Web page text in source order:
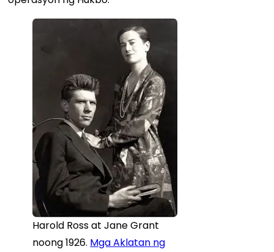
Harold Ross at Jane Grant
noong 1926. Mga Aklatan ng